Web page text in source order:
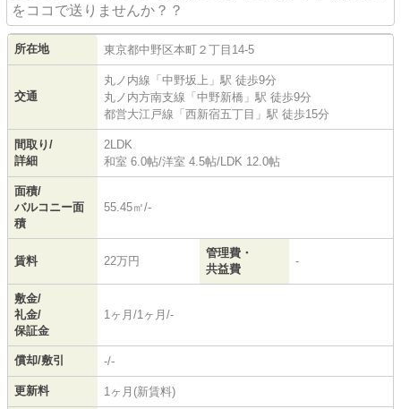
をココで送りませんか？？
所在地 東京都中野区本町 ２丁目14-5
交通
丸ノ内線 「中野坂上 」駅 徒歩9分
丸ノ内方南支線 「中野新橋 」駅 徒歩9分
都営大江戸線 「西新宿五丁目 」駅 徒歩15分
間取り/
詳細
2LDK
和室 6.0帖/洋室 4.5帖/LDK 12.0帖
面積/
バルコニー面
積
55.45㎡/-
賃料 22万円
管理費・
共益費
-
敷金/
礼金/
保証金
1ヶ月/1ヶ月/-
償却/敷引 -/-
更新料 1ヶ月(新賃料)